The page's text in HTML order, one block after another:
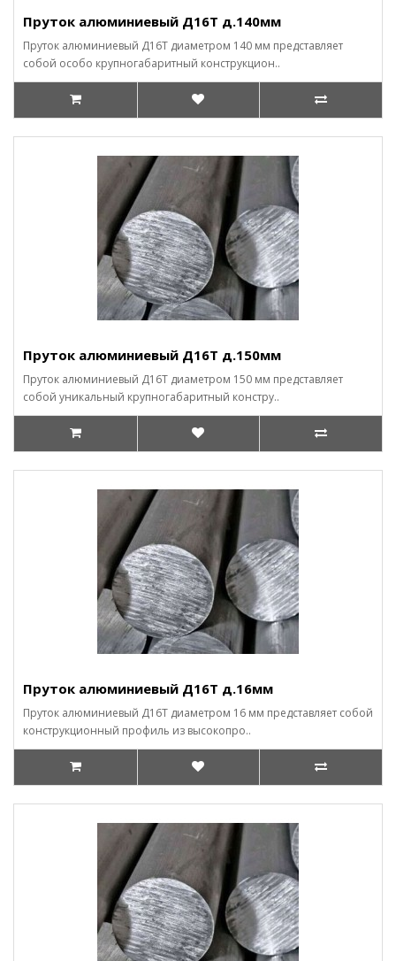
Пруток алюминиевый Д16Т д.140мм
Пруток алюминиевый Д16Т диаметром 140 мм представляет
собой особо крупногабаритный конструкцион..
Пруток алюминиевый Д16Т д.150мм
Пруток алюминиевый Д16Т диаметром 150 мм представляет
собой уникальный крупногабаритный констру..
Пруток алюминиевый Д16Т д.16мм
Пруток алюминиевый Д16Т диаметром 16 мм представляет собой
конструкционный профиль из высокопро..